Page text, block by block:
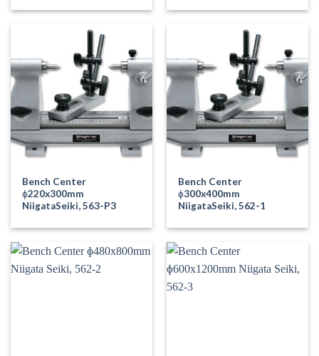
Bench Center
ɸ220x300mm
NiigataSeiki, 563-P3
Bench Center
ɸ300x400mm
NiigataSeiki, 562-1